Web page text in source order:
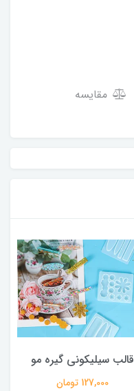
مقایسه
قالب سیلیکونی گیره مو
127,000 تومان